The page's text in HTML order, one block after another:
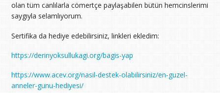
olan tüm canlılarla cömertçe paylaşabilen bütün hemcinslerimi
saygıyla selamlıyorum.
Sertifika da hediye edebilirsiniz, linkleri ekledim:
https://derinyoksullukagi.org/bagis-yap
https://www.acev.org/nasil-destek-olabilirsiniz/en-guzel-
anneler-gunu-hediyesi/